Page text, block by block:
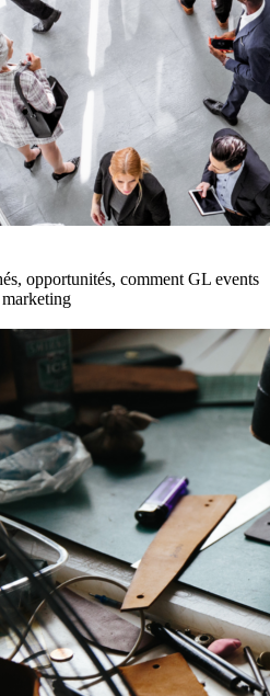
opportunités, comment GL events